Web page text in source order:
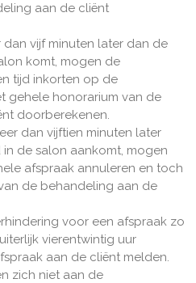
aan de cliënt
dan vijf minuten later dan de
komt, mogen de
tijd inkorten op de
gehele honorarium van de
doorberekenen.
dan vijftien minuten later
de salon aankomt, mogen
afspraak annuleren en toch
de behandeling aan de
voor een afspraak zo
vierentwintig uur
aan de cliënt melden.
zich niet aan de